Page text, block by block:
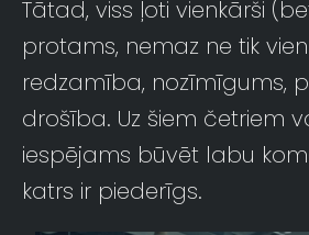
Tātad, viss ļoti vienkārši
protams, nemaz ne tik
redzamība, nozīmīgums,
drošība. Uz šiem četriem
iespējams būvēt labu
katrs ir piederīgs.